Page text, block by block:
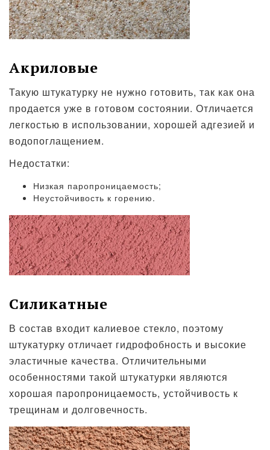
Акриловые
Такую штукатурку не нужно готовить, так как она
продается уже в готовом состоянии. Отличается
легкостью в использовании, хорошей адгезией и
водопоглащением.
Недостатки:
Низкая паропроницаемость;
Неустойчивость к горению.
Силикатные
В состав входит калиевое стекло, поэтому
штукатурку отличает гидрофобность и высокие
эластичные качества. Отличительными
особенностями такой штукатурки являются
хорошая паропроницаемость, устойчивость к
трещинам и долговечность.